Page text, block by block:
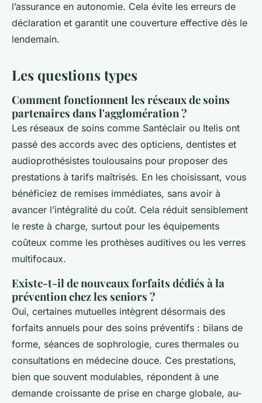
l’assurance en autonomie. Cela évite les erreurs de
déclaration et garantit une couverture effective dès le
lendemain.
Les questions types
Comment fonctionnent les réseaux de soins
partenaires dans l'agglomération ?
Les réseaux de soins comme Santéclair ou Itelis ont
passé des accords avec des opticiens, dentistes et
audioprothésistes toulousains pour proposer des
prestations à tarifs maîtrisés. En les choisissant, vous
bénéficiez de remises immédiates, sans avoir à
avancer l’intégralité du coût. Cela réduit sensiblement
le reste à charge, surtout pour les équipements
coûteux comme les prothèses auditives ou les verres
multifocaux.
Existe-t-il de nouveaux forfaits dédiés à la
prévention chez les seniors ?
Oui, certaines mutuelles intègrent désormais des
forfaits annuels pour des soins préventifs : bilans de
forme, séances de sophrologie, cures thermales ou
consultations en médecine douce. Ces prestations,
bien que souvent modulables, répondent à une
demande croissante de prise en charge globale, au-